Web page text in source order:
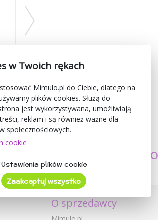
BEZPIECZEŃSTWO
O sprzedawcy
w Twoich rękach
Mimulo.pl do Ciebie, dlatego na
plików cookies. Służą do
jest wykorzystywana, umożliwiają
reklam i są również ważne dla
społecznościowych.
cookie
Ustawienia plików cookie
Zaakceptuj wszystko